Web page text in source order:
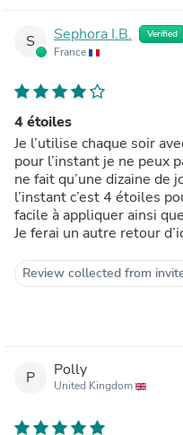
S Sephora I.B. Verified
France
4 étoiles
Je l’utilise chaque soir
pour l’instant je ne peux
ne fait qu’une dizaine de
l’instant c’est 4 étoiles
facile à appliquer ainsi
Je ferai un autre retour
Review collected from
P Polly
United Kingdom